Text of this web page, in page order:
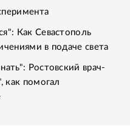
Как Севастополь
в подаче света
Ростовский врач-
как помогал